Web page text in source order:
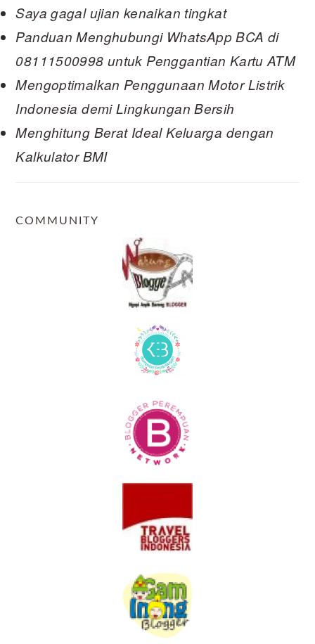
Saya gagal ujian kenaikan tingkat
Panduan Menghubungi WhatsApp BCA di
08111500998 untuk Penggantian Kartu ATM
Mengoptimalkan Penggunaan Motor Listrik
Indonesia demi Lingkungan Bersih
Menghitung Berat Ideal Keluarga dengan
Kalkulator BMI
COMMUNITY